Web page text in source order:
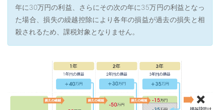
年に30万円の利益、さらにその次の年に35万円の利益となっ
た場合、損失の繰越控除により各年の損益が過去の損失と相
殺されるため、課税対象となりません。